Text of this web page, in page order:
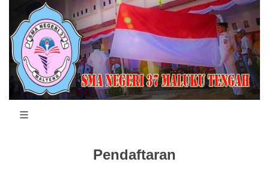
Pendaftaran